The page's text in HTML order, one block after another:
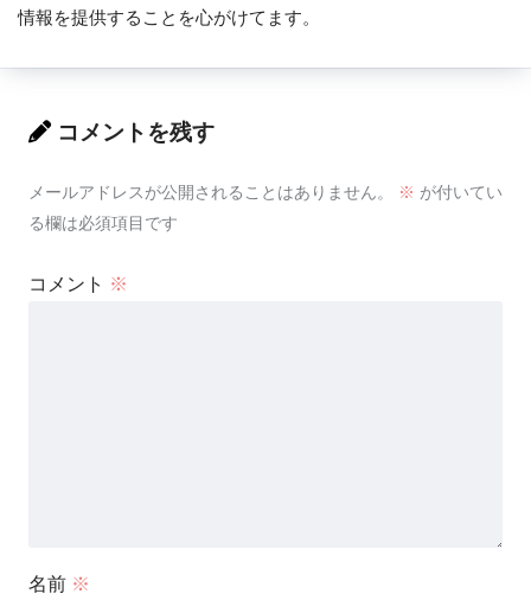
情報を提供することを心がけてます。
コメントを残す
メールアドレスが公開されることはありません。 ※ が付いてい
る欄は必須項目です
コメント ※
名前 ※